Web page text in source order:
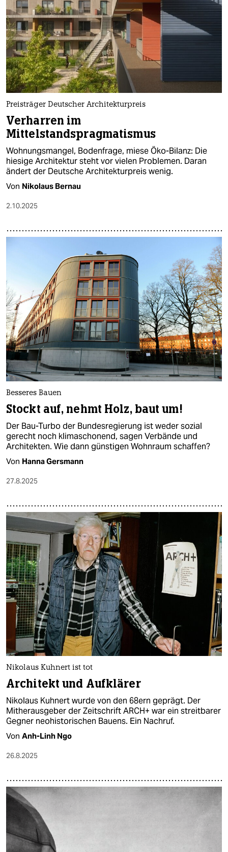
Preisträger Deutscher Architekturpreis
Verharren im
Mittelstandspragmatismus
Wohnungsmangel, Bodenfrage, miese Öko-Bilanz: Die
hiesige Architektur steht vor vielen Problemen. Daran
ändert der Deutsche Architekturpreis wenig.
Von Nikolaus Bernau
2.10.2025
Besseres Bauen
Stockt auf, nehmt Holz, baut um!
Der Bau-Turbo der Bundesregierung ist weder sozial
gerecht noch klimaschonend, sagen Verbände und
Architekten. Wie dann günstigen Wohnraum schaffen?
Von Hanna Gersmann
27.8.2025
Nikolaus Kuhnert ist tot
Architekt und Aufklärer
Nikolaus Kuhnert wurde von den 68ern geprägt. Der
Mitherausgeber der Zeitschrift ARCH+ war ein streitbarer
Gegner neohistorischen Bauens. Ein Nachruf.
Von Anh-Linh Ngo
26.8.2025